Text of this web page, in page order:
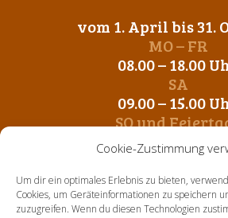
Cookie-Zustimmung
Um dir ein optimales Erlebnis zu bieten,
Cookies, um Geräteinformationen zu speichern
zuzugreifen. Wenn du diesen Technologien
vom 1. April bis 31.
MO – FR
08.00 – 18.00
SA
09.00 – 15.00
SO und
Geschlossen
vom 1. November bis
MO – FR